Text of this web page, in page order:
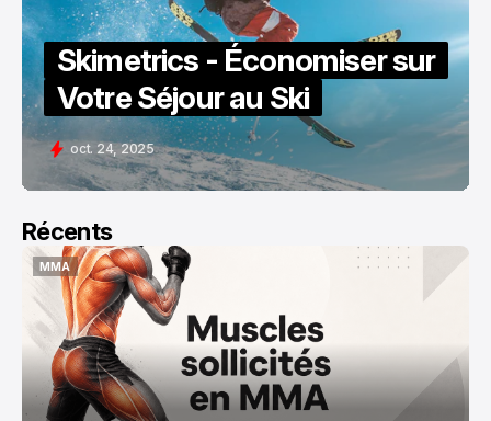
Skimetrics - Économiser sur
Votre Séjour au Ski
oct. 24, 2025
Récents
MMA
MMA